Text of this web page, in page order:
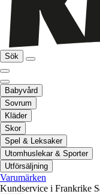
Sök
Babyvård
Sovrum
Kläder
Skor
Spel & Leksaker
Utomhuslekar & Sporter
Utförsäljning
Varumärken
Kundservice i Frankrike